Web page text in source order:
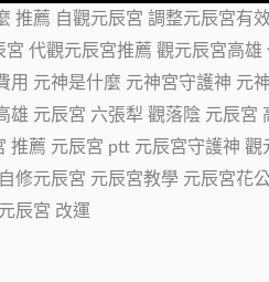
薦 自觀元辰宮 調整元辰宮
代觀元辰宮推薦 觀元辰宮高
元神是什麼 元神宮守護神
元辰宮 六張犁 觀落陰 元辰
薦 元辰宮 ptt 元辰宮守護神
元辰宮 元辰宮教學 元辰宮
辰宮 改運